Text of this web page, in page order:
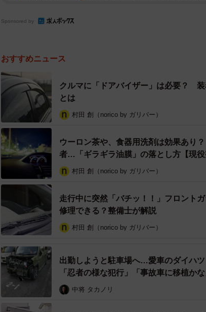
ゴムが経年劣化でななく、新品であってもガラスに撥水
▽ガラス面の不具合
・ガラスの汚れ
・ガラスに油膜が付着
・ガラスに施工したコーティングの劣化またはムラ
ガラス面の不具合によってビビリが発生するときには、
油膜の付着によってガラスの表面の状態が均一でない
リにつながります。ガラスに施工したコーティングが原
ィング対応品に交換することをおすすめします。
しかし、コーティングの施工から時間が経過している
したときと同様にワイパーゴムが引っ掛かる部分が出て
す。
Sponsored by
おすすめニュース
クルマに「ドアバイザー」は必要？
とは
村田 創（norico by ガリバー）
ウーロン茶や、食器用洗剤は効果あり
者…「ギラギラ油膜」の落とし方【現役
村田 創（norico by ガリバー）
走行中に突然「バチッ！！」フロント
修理できる？整備士が解説
村田 創（norico by ガリバー）
出勤しようと駐車場へ…愛車のダイハ
「忍者の様な犯行」「事故車に移植か
中将 タカノリ